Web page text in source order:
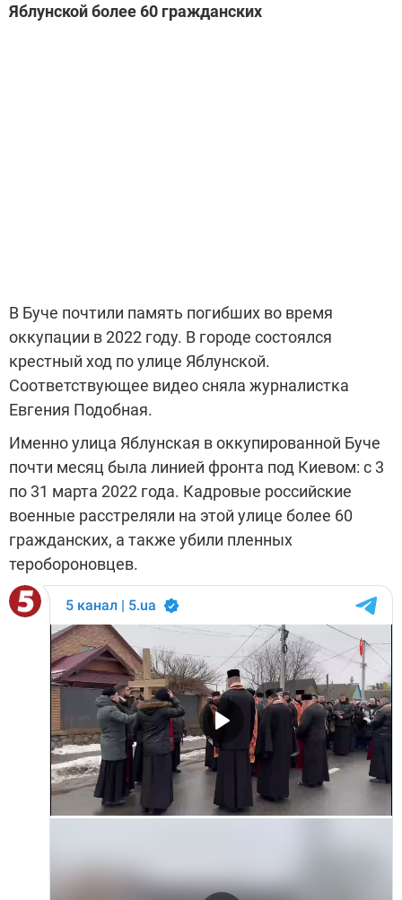
Яблунской более 60 гражданских
В Буче почтили память погибших во время
оккупации в 2022 году. В городе состоялся
крестный ход по улице Яблунской.
Соответствующее видео сняла журналистка
Евгения Подобная.
Именно улица Яблунская в оккупированной Буче
почти месяц была линией фронта под Киевом: с 3
по 31 марта 2022 года. Кадровые российские
военные расстреляли на этой улице более 60
гражданских, а также убили пленных
теробороновцев.